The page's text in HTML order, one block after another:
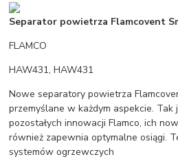
Separator powietrza Flamcovent
FLAMCO
HAW431, HAW431
Nowe separatory powietrza
przemyślane w każdym aspekcie. Tak
pozostałych innowacji Flamco, ich
również zapewnia optymalne osiągi.
systemów ogrzewczych